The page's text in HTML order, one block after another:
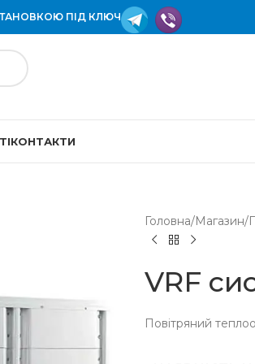
ПІД КЛЮЧ
КОНТАКТИ
Головна/Магазин/
VRF
Повітряний